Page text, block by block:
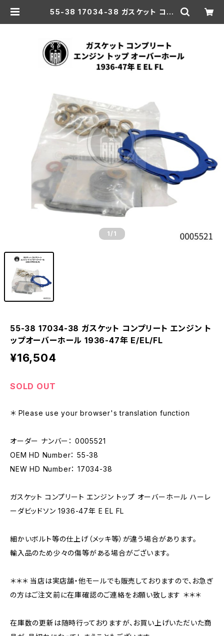
55-38 17034-38 ガスケット コン
1 /1
55-38 17034-38 ガスケット コンプリート エンジン ト
ップオーバーホール 1936-47年 E/EL/FL
¥16,504
SOLD OUT
＊ Please use your browser's translation function
オーダー ナンバー： 0005521
OEM HD Number： 55-38
NEW HD Number： 17034-38
ガスケット コンプリート エンジン トップ オーバーホール ハーレ
ーダビッドソン 1936-47年 E EL FL
細かいボルト等の仕上げ（メッキ等）が違う場合があります。
輸入品のため少々の傷等がある場合がございます。
＊＊＊ 当店は実店舗・他モールでも販売しておりますので、お急ぎ
の方はご注文前に在庫確認のご連絡をお願い致します ＊＊＊
在庫数の更新は随時行っておりますが、お買い上げいただいた商